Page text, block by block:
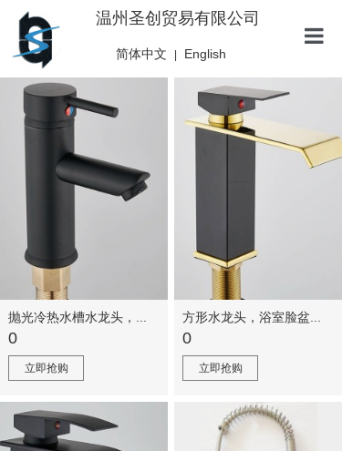
产
温州圣创贸易有限公司
简体中文 English
抛光冷热水槽水龙头，...
0
立即抢购
方形水龙头，浴室脸盆...
0
立即抢购